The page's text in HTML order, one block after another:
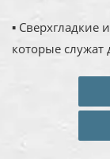
▪ Сверхгладкие
которые